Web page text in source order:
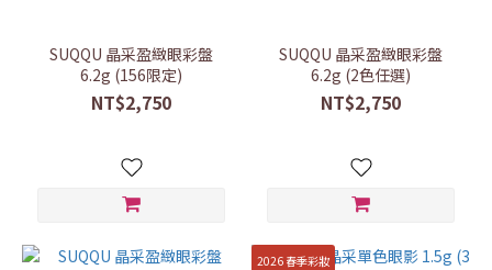
SUQQU 晶采盈緻眼彩盤
6.2g (156限定)
NT$2,750
SUQQU 晶采盈緻眼彩盤
6.2g (2色任選)
NT$2,750
2026 春季彩妝